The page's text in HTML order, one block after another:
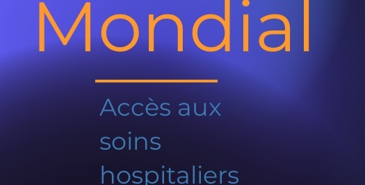
Mondial
Accès aux
soins
hospitaliers